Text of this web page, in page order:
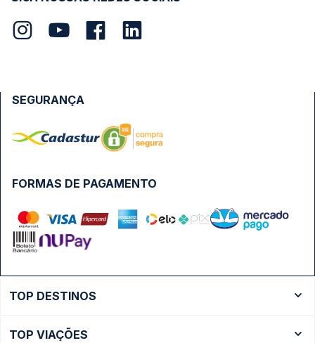
FORMAS DE PAGAMENTO
SEGURANÇA
TOP DESTINOS
TOP VIAÇÕES